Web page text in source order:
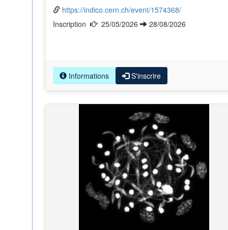
https://indico.cern.ch/event/1574368/
25/05/2026 28/08/2026
Informations S'inscrire